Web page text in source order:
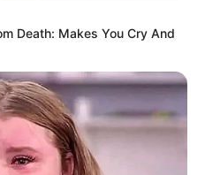
Death: Makes You Cry And